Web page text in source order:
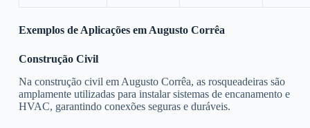
Exemplos de Aplicações em Augusto Corrêa
Construção Civil
Na construção civil em Augusto Corrêa, as rosqueadeiras são
amplamente utilizadas para instalar sistemas de encanamento e
HVAC, garantindo conexões seguras e duráveis.